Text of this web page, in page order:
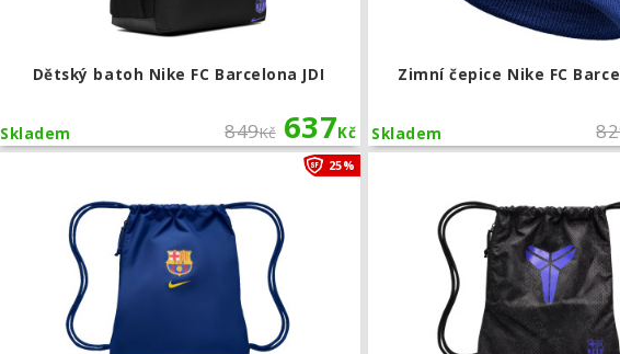
Dětský batoh Nike FC Barcelona JDI
849Kč 637Kč
Skladem
Zimní čepice Nike FC
Skladem
25%